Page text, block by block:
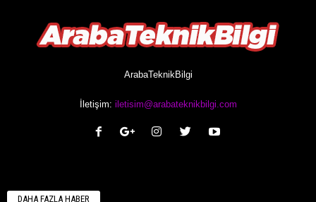
ArabaTeknikBilgi
İletişim: iletisim@arabateknikbilgi.com
DAHA FAZLA HABER